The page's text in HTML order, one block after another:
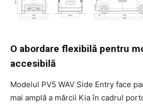
O abordare flexibilă pentru
accesibilă
Modelul PV5 WAV Side Entry face
mai amplă a mărcii Kia în cadrul